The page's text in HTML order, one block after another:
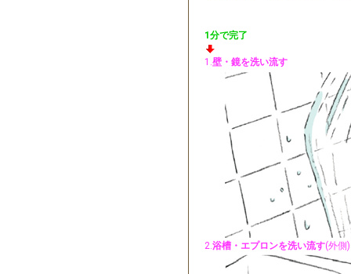
1分で完了
1.壁・鏡を洗い流す
2.浴槽・エプロンを洗い流す(外側)